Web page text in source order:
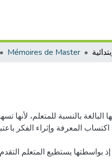
Mémoires de Master
البالغة بالنسبة للمتعلم، لأنها
المعرفة وإثراء الفكر
إذ بواسطتها يستطيع المتعلم